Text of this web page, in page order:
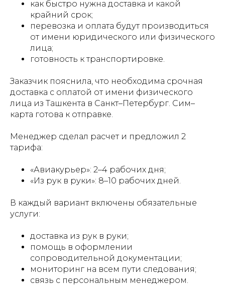
как быстро нужна доставка и какой
крайний срок;
перевозка и оплата будут производиться
от имени юридического или физического
лица;
готовность к транспортировке.
Заказчик пояснила, что необходима срочная
доставка с оплатой от имени физического
лица из Ташкента в Санкт–Петербург. Сим–
карта готова к отправке.
Менеджер сделал расчет и предложил 2
тарифа:
«Авиакурьер»: 2–4 рабочих дня;
«Из рук в руки»: 8–10 рабочих дней.
В каждый вариант включены обязательные
услуги:
доставка из рук в руки;
помощь в оформлении
сопроводительной документации;
мониторинг на всем пути следования;
связь с персональным менеджером.